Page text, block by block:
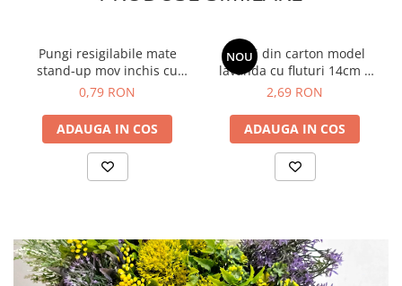
Pungi resigilabile mate
stand-up mov inchis cu
fereastra si fermoar
0,79 RON
ADAUGA IN COS
NOU
Pungi din carton model
lavanda cu fluturi 14cm x
12cm
2,69 RON
ADAUGA IN COS